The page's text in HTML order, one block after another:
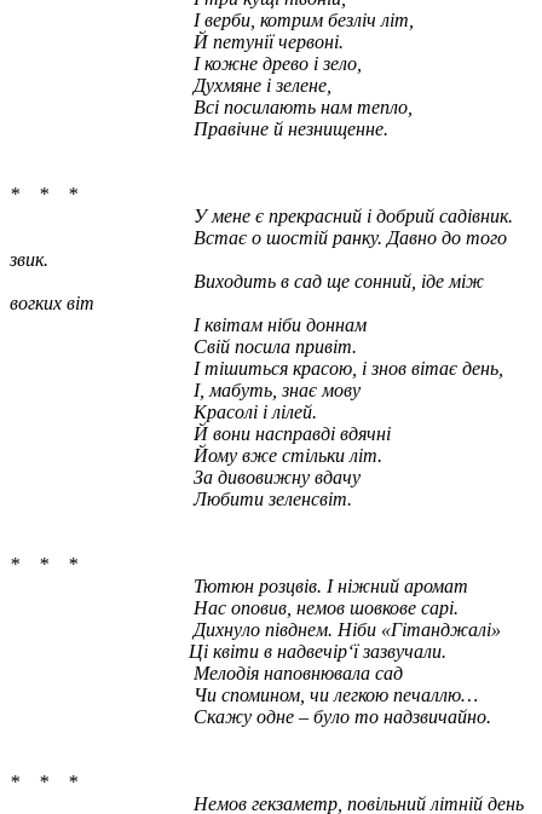
І верби, котрим безліч літ,
Й петунії червоні.
І кожне древо і зело,
Духмяне і зелене,
Всі посилають нам тепло,
Правічне й незнищенне.
* * *
У мене є прекрасний і добрий садівник.
Встає о шостій ранку. Давно до того
звик.
Виходить в сад ще сонний, іде між
вогких віт
І квітам ніби доннам
Свій посила привіт.
І тішиться красою, і знов вітає день,
І, мабуть, знає мову
Красолі і лілей.
Й вони насправді вдячні
Йому вже стільки літ.
За дивовижну вдачу
Любити зеленсвіт.
* * *
Тютюн розцвів. І ніжний аромат
Нас оповив, немов шовкове сарі.
Дихнуло півднем. Ніби «Гітанджалі»
Ці квіти в надвечір‘ї зазвучали.
Мелодія наповнювала сад
Чи спомином, чи легкою печаллю…
Скажу одне – було то надзвичайно.
* * *
Немов гекзаметр, повільний літній день